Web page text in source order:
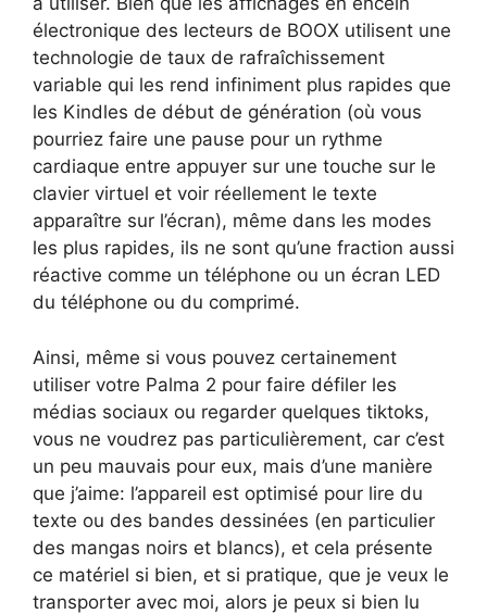
électronique des lecteurs de BOOX utilisent une
technologie de taux de rafraîchissement
variable qui les rend infiniment plus rapides que
les Kindles de début de génération (où vous
pourriez faire une pause pour un rythme
cardiaque entre appuyer sur une touche sur le
clavier virtuel et voir réellement le texte
apparaître sur l’écran), même dans les modes
les plus rapides, ils ne sont qu’une fraction aussi
réactive comme un téléphone ou un écran LED
du téléphone ou du comprimé.
Ainsi, même si vous pouvez certainement
utiliser votre Palma 2 pour faire défiler les
médias sociaux ou regarder quelques tiktoks,
vous ne voudrez pas particulièrement, car c’est
un peu mauvais pour eux, mais d’une manière
que j’aime: l’appareil est optimisé pour lire du
texte ou des bandes dessinées (en particulier
des mangas noirs et blancs), et cela présente
ce matériel si bien, et si pratique, que je veux le
transporter avec moi, alors je peux si bien lu